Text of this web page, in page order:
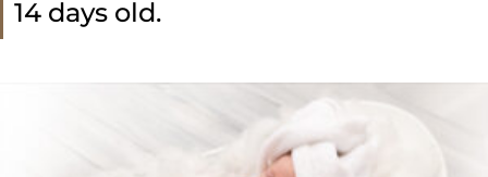
14 days old.